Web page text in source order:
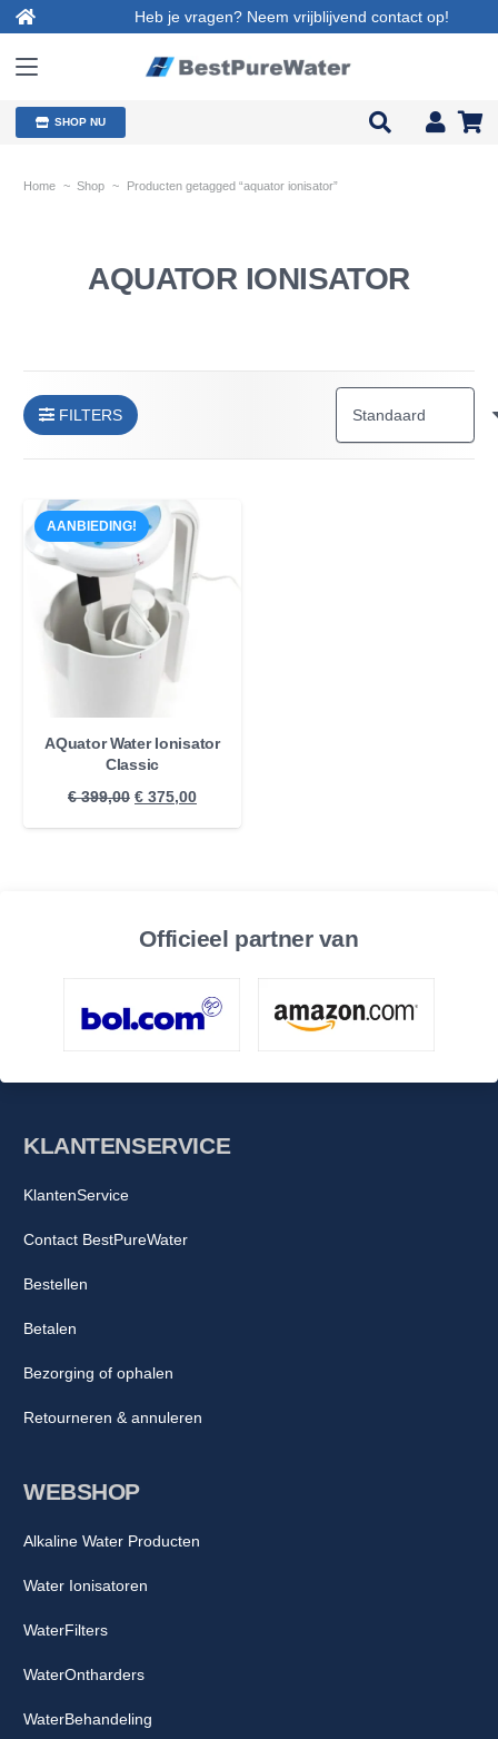
Heb je vragen? Neem vrijblijvend contact op!
SHOP NU
Home ~ Shop ~ Producten getagged “aquator ionisator”
AQUATOR IONISATOR
FILTERS
AANBIEDING!
AQuator Water Ionisator
Classic
€399,00 Oorspronkelijke
prijs
€ 375,00Huidige
prijs
Officieel partner van
WEBSHOP
Alkaline Water Producten
Water Ionisatoren
WaterFilters
WaterOntharders
WaterBehandeling
KLANTENSERVICE
KlantenService
Contact BestPureWater
Bestellen
Betalen
Bezorging of ophalen
Retourneren & annuleren